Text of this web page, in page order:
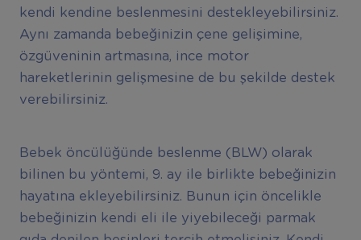
kendi kendine beslenmesini destekleyebilirsiniz.
Aynı zamanda bebeğinizin çene gelişimine,
özgüveninin artmasına, ince motor
hareketlerinin gelişmesine de bu şekilde destek
verebilirsiniz.
Bebek öncülüğünde beslenme (BLW) olarak
bilinen bu yöntemi, 9. ay ile birlikte bebeğinizin
hayatına ekleyebilirsiniz. Bunun için öncelikle
bebeğinizin kendi eli ile yiyebileceği parmak